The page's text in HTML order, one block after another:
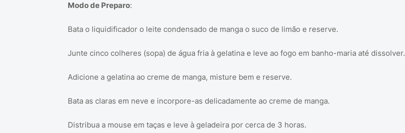
Modo de Preparo:
Bata o liquidificador o leite condensado de manga o suco de limão e reserve.
Junte cinco colheres (sopa) de água fria à gelatina e leve ao fogo em banho-maria até dissolver.
Adicione a gelatina ao creme de manga, misture bem e reserve.
Bata as claras em neve e incorpore-as delicadamente ao creme de manga.
Distribua a mouse em taças e leve à geladeira por cerca de 3 horas.